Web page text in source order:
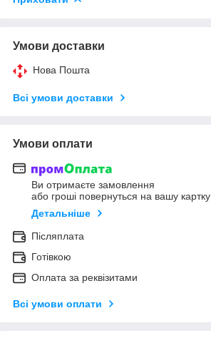
Умови доставки
Нова Пошта
Всі умови доставки
Умови оплати
Ви отримаєте замовлення
або гроші повернуться на вашу картку
Детальніше
Післяплата
Готівкою
Оплата за реквізитами
Всі умови оплати